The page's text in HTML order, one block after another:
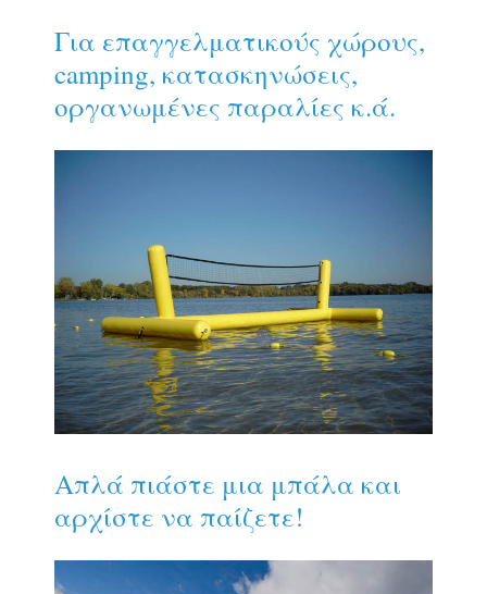
Για επαγγελματικούς χώρους,
camping, κατασκηνώσεις,
οργανωμένες παραλίες κ.ά.
Απλά πιάστε μια μπάλα και
αρχίστε να παίζετε!